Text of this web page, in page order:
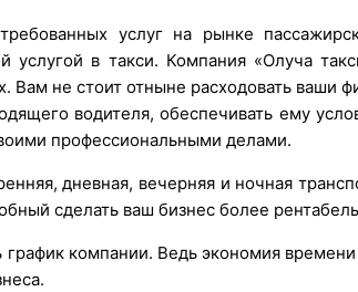
услуг на рынке
в такси. Компания «Олуча
Вам не стоит отныне расходовать ваши
водителя, обеспечивать ему
профессиональными делами.
дневная, вечерняя и ночная
сделать ваш бизнес более
компании. Ведь экономия